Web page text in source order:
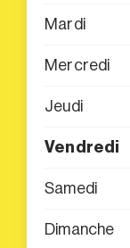
Mardi
Mercredi
Jeudi
Vendredi
Samedi
Dimanche